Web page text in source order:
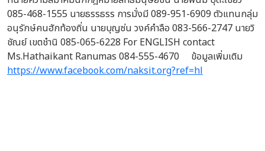
085-468-1555 นายธรรธรร การมั่งมี 089-951-6909 ตัวแทนกลุ่ม
อนุรักษ์คนฮักท้องถิ่น นายบุญซ่น วงค์คำลือ 083-566-2747 นายวิ
ชัณย์ เขตชำนิ 085-065-6228 For ENGLISH contact
Ms.Hathaikant Ranumas 084-555-4670 ข้อมูลเพิ่มเติม
https://www.facebook.com/naksit.org?ref=hl